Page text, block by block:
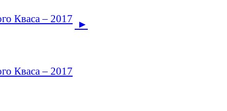
Кваса – 2017
Кваса – 2017
►